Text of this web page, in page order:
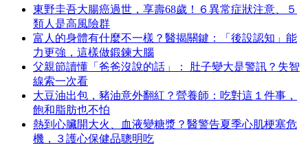
東野圭吾大腸癌過世，享壽68歲！６異常症狀注意、５
類人是高風險群
富人的身體有什麼不一樣？醫揭關鍵：「後設認知」能
力更強，這樣做鍛鍊大腦
父親節讀懂「爸爸沒說的話」： 肚子變大是警訊？失智
線索一次看
大豆油出包，豬油意外翻紅？營養師：吃對這１件事，
飽和脂肪也不怕
熱到心臟開大火、血液變糖漿？醫警告夏季心肌梗塞危
機，３護心保健品聰明吃